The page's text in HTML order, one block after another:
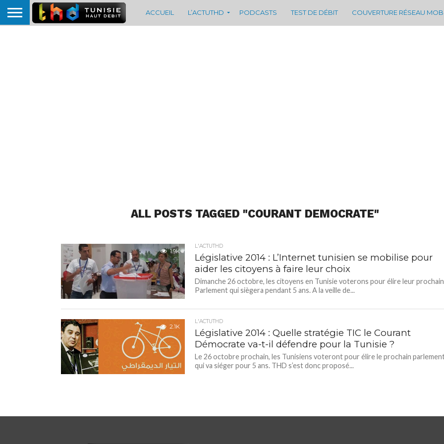
ACCUEIL L’ACTUTHD PODCASTS TEST DE DÉBIT COUVERTURE RÉSEAU
ALL POSTS TAGGED "COURANT DEMOCRATE"
1.9K
L'ACTUTHD
Législative 2014 : L’Internet tunisien se mobilise pour
aider les citoyens à faire leur choix
Dimanche 26 octobre, les citoyens en Tunisie voterons pour élire leur prochain
Parlement qui siègera pendant 5 ans. A la veille de...
2.1K
L'ACTUTHD
Législative 2014 : Quelle stratégie TIC le Courant
Démocrate va-t-il défendre pour la Tunisie ?
Le 26 octobre prochain, les Tunisiens voteront pour élire le prochain
qui va siéger pour 5 ans. THD s’est donc proposé...